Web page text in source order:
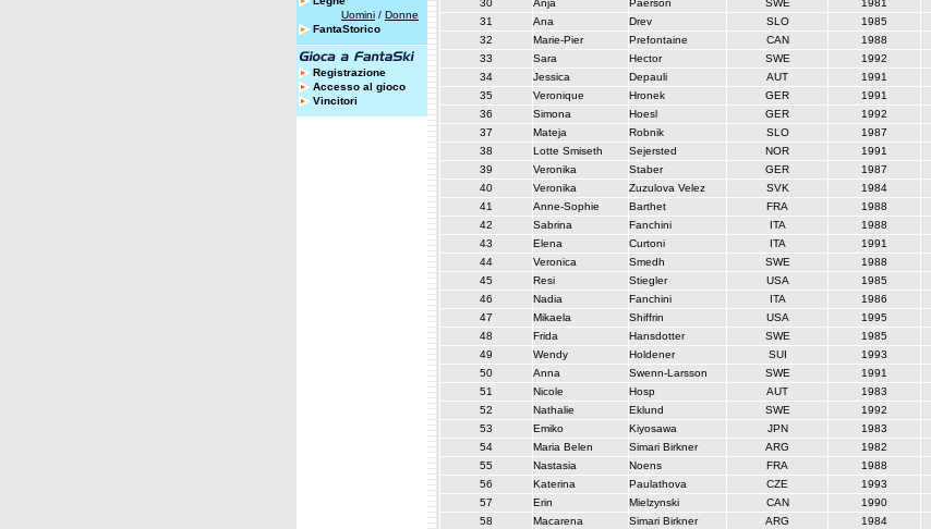
Uomini / Donne
FantaStorico
Registrazione
Accesso al gioco
Vincitori
30
Anja Paerson SWE 1981
31
Ana Drev SLO 1985
32
Marie-Pier Prefontaine CAN 1988
33
Sara Hector SWE 1992
34
Jessica Depauli AUT 1991
35
Veronique Hronek GER 1991
36
Simona Hoesl GER 1992
37
Mateja Robnik SLO 1987
38
Lotte Smiseth Sejersted NOR 1991
39
Veronika Staber GER 1987
40
Veronika Zuzulova Velez SVK 1984
41
Anne-Sophie Barthet FRA 1988
42
Sabrina Fanchini ITA 1988
43
Elena Curtoni ITA 1991
44
Veronica Smedh SWE 1988
45
Resi Stiegler USA 1985
46
Nadia Fanchini ITA 1986
47
Mikaela Shiffrin USA 1995
48
Frida Hansdotter SWE 1985
49
Wendy Holdener SUI 1993
50
Anna Swenn-Larsson SWE 1991
51
Nicole Hosp AUT 1983
52
Nathalie Eklund SWE 1992
53
Emiko Kiyosawa JPN 1983
54
Maria Belen Simari Birkner ARG 1982
55
Nastasia Noens FRA 1988
56
Katerina Paulathova CZE 1993
57
Erin Mielzynski CAN 1990
58
Macarena Simari Birkner ARG 1984